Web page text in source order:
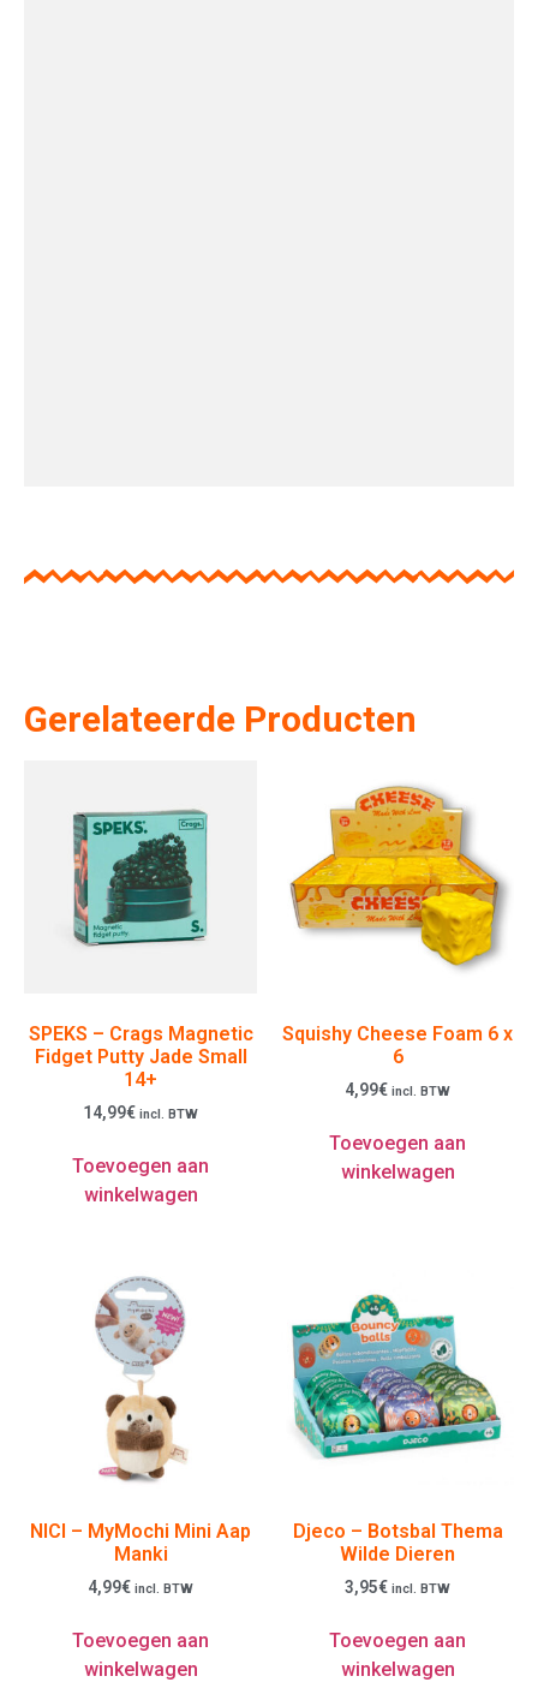
Gerelateerde Producten
SPEKS – Crags Magnetic
Fidget Putty Jade Small
14+
14,99€ incl. BTW
Toevoegen aan
winkelwagen
Squishy Cheese Foam 6 x
6
4,99€ incl. BTW
Toevoegen aan
winkelwagen
NICI – MyMochi Mini Aap
Manki
4,99€ incl. BTW
Toevoegen aan
winkelwagen
Djeco – Botsbal Thema
Wilde Dieren
3,95€ incl. BTW
Toevoegen aan
winkelwagen